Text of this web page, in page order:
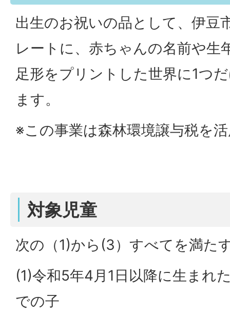
出生のお祝いの品として、伊豆
レートに、赤ちゃんの名前や生
足形をプリントした世界に1つ
ます。
※この事業は森林環境譲与税を
対象児童
次の（1)から(3）すべてを満た
(1)令和5年4月1日以降に生まれ
での子